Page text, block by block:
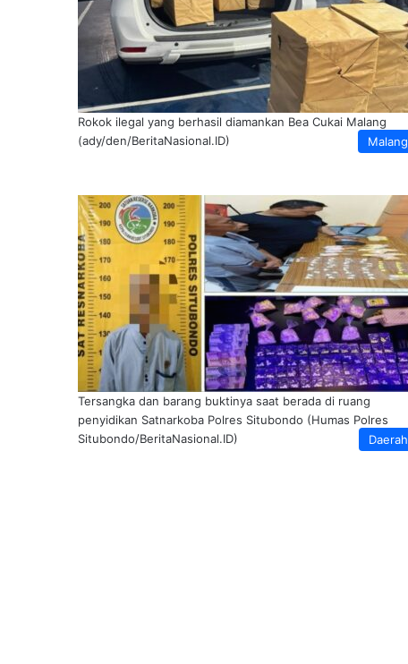
Malang
Rokok ilegal yang berhasil diamankan Bea Cukai Malang
(ady/den/BeritaNasional.ID)
Daerah
Tersangka dan barang buktinya saat berada di ruang
penyidikan Satnarkoba Polres Situbondo (Humas Polres
Situbondo/BeritaNasional.ID)